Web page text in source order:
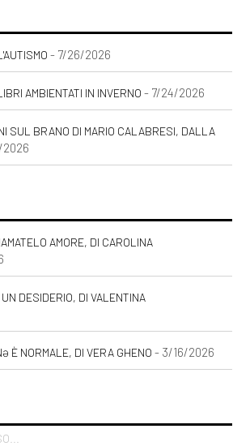
- 7/26/2026
AMBIENTATI IN INVERNO - 7/24/2026
SUL BRANO DI MARIO CALABRESI, DALLA
AMORE, DI CAROLINA
DESIDERIO, DI VALENTINA
È NORMALE, DI VERA GHENO - 3/16/2026